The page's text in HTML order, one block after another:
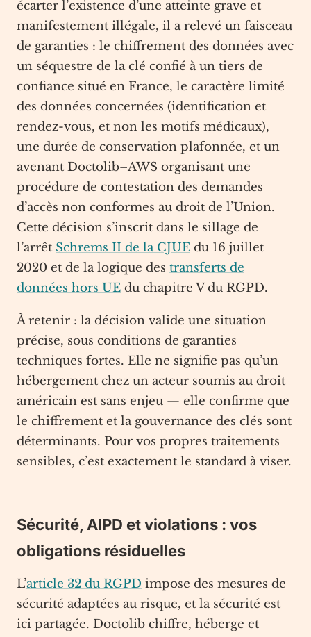
écarter l’existence d’une atteinte grave et
manifestement illégale, il a relevé un faisceau
de garanties : le chiffrement des données avec
un séquestre de la clé confié à un tiers de
confiance situé en France, le caractère limité
des données concernées (identification et
rendez-vous, et non les motifs médicaux),
une durée de conservation plafonnée, et un
avenant Doctolib–AWS organisant une
procédure de contestation des demandes
d’accès non conformes au droit de l’Union.
Cette décision s’inscrit dans le sillage de
l’arrêt Schrems II de la CJUE du 16 juillet
2020 et de la logique des transferts de
données hors UE du chapitre V du RGPD.
À retenir : la décision valide une situation
précise, sous conditions de garanties
techniques fortes. Elle ne signifie pas qu’un
hébergement chez un acteur soumis au droit
américain est sans enjeu — elle confirme que
le chiffrement et la gouvernance des clés sont
déterminants. Pour vos propres traitements
sensibles, c’est exactement le standard à viser.
Sécurité, AIPD et violations : vos
obligations résiduelles
L’article 32 du RGPD impose des mesures de
sécurité adaptées au risque, et la sécurité est
ici partagée. Doctolib chiffre, héberge et